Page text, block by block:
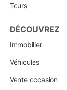
Tours
DÉCOUVREZ
Immobilier
Véhicules
Vente occasion